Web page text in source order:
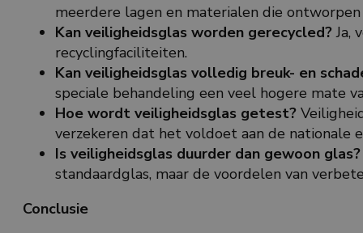
meerdere lagen en materialen die
Kan veiligheidsglas worden gerecycled?Ja,
recyclingfaciliteiten.
Kan veiligheidsglas volledig breuk- en
speciale behandeling een veel hogere mate
Hoe wordt veiligheidsglas getest?
verzekeren dat het voldoet aan de nationale
Is veiligheidsglas duurder dan gewoon glas?
standaardglas, maar de voordelen van
Conclusie